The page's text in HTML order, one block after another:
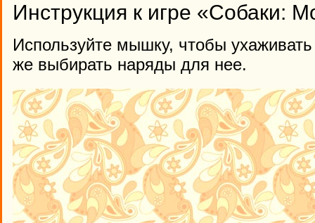
Инструкция к игре «Собаки:
Используйте мышку, чтобы ухаживать
же выбирать наряды для нее.